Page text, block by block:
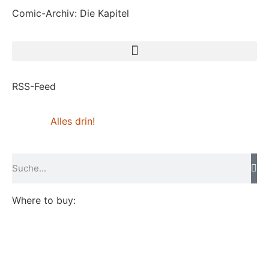
Comic-Archiv: Die Kapitel
RSS-Feed
Alles drin!
Where to buy: